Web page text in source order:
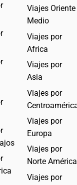
Viajes Oriente
Medio
Viajes por
Africa
Viajes por
Asia
Viajes por
Viajes por
Europa
Viajes por
Norte América
Viajes por